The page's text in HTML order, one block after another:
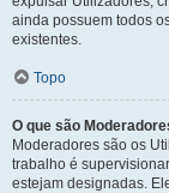
ainda possuem todos
existentes.
Topo
O que são
Moderadores são os
trabalho é
estejam designadas.